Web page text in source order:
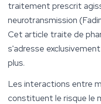
traitement prescrit
neurotransmission
Cet article traite de
s'adresse
plus.
Les interactions entre
constituent le risque le